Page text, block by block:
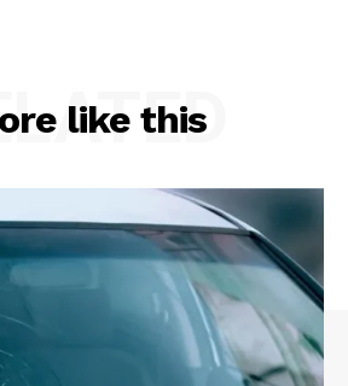
like this